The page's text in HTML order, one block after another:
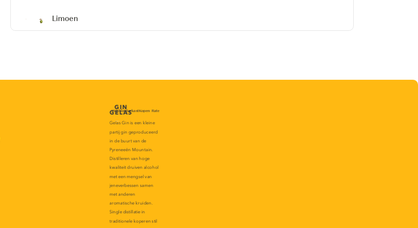
Limoen